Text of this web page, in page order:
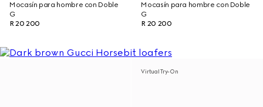
Mocasín para hombre con Doble
G
R 20 200
Mocasín para hombre con Doble
G
R 20 200
Virtual Try-On